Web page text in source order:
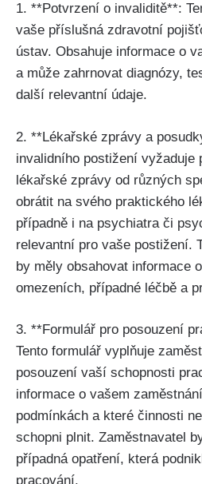
1. **Potvrzení o invaliditě**:
vaše příslušná zdravotní
ústav. Obsahuje informace o
a může zahrnovat diagnózy,
další relevantní údaje.
2. **Lékařské zprávy a
invalidního postižení vyžaduje
lékařské zprávy od různých
obrátit na svého praktického
případně i na psychiatra či
relevantní pro vaše postižení.
by měly obsahovat informace
omezeních, případné léčbě a
3. **Formulář pro posouzení
Tento formulář vyplňuje
posouzení vaší schopnosti
informace o vašem
podmínkách a které činnosti
schopni plnit. Zaměstnavatel
případná opatření, která
pracování.